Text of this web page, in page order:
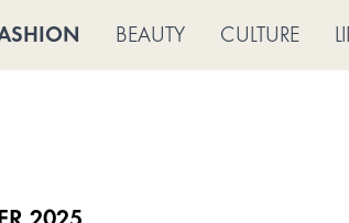
BEAUTY CULTURE